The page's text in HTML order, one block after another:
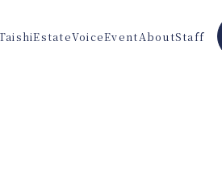
EstateVoiceEventAboutStaff